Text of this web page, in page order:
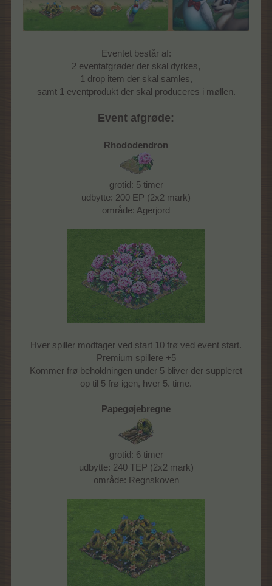
Eventet består af:
2 eventafgrøder der skal dyrkes,
1 drop item der skal samles,
samt 1 eventprodukt der skal produceres i møllen.
Event afgrøde:
Rhododendron
grotid: 5 timer
udbytte: 200 EP (2x2 mark)
område: Agerjord
Hver spiller modtager ved start 10 frø ved event start.
Premium spillere +5
Kommer frø beholdningen under 5 bliver der suppleret
op til 5 frø igen, hver 5. time.
Papegøjebregne
grotid: 6 timer
udbytte: 240 TEP (2x2 mark)
område: Regnskoven